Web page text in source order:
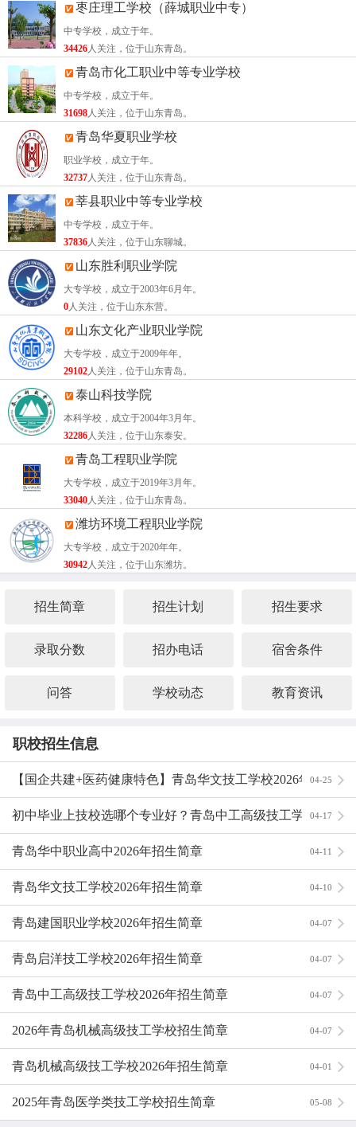
枣庄理工学校（薛城职业中专）
中专学校，成立于年。
34426人关注，位于山东青岛。
青岛市化工职业中等专业学校
中专学校，成立于年。
31698人关注，位于山东青岛。
青岛华夏职业学校
职业学校，成立于年。
32737人关注，位于山东青岛。
莘县职业中等专业学校
中专学校，成立于年。
37836人关注，位于山东聊城。
山东胜利职业学院
大专学校，成立于2003年6月年。
0人关注，位于山东东营。
山东文化产业职业学院
大专学校，成立于2009年年。
29102人关注，位于山东青岛。
泰山科技学院
本科学校，成立于2004年3月年。
32286人关注，位于山东泰安。
青岛工程职业学院
大专学校，成立于2019年3月年。
33040人关注，位于山东青岛。
潍坊环境工程职业学院
大专学校，成立于2020年年。
30942人关注，位于山东潍坊。
招生简章 招生计划 招生要求
录取分数 招办电话 宿舍条件
问答 学校动态 教育资讯
职校招生信息
【国企共建+医药健康特色】青岛华文技工学校2026年招
生：护理、中药、智能制造专业群强势招生
04-25
初中毕业上技校选哪个专业好？青岛中工高级技工学校工
业机器人、新能源汽车、护理三大热门推荐
04-17
青岛华中职业高中2026年招生简章 04-11
青岛华文技工学校2026年招生简章 04-10
青岛建国职业学校2026年招生简章 04-07
青岛启洋技工学校2026年招生简章 04-07
青岛中工高级技工学校2026年招生简章 04-07
2026年青岛机械高级技工学校招生简章 04-07
青岛机械高级技工学校2026年招生简章 04-01
2025年青岛医学类技工学校招生简章 05-08